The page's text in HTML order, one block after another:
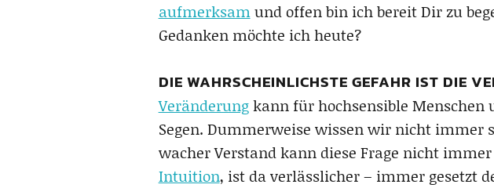
aufmerksamund offen bin ich bereit Dir zu
Gedanken möchte ich heute?
DIE WAHRSCHEINLICHSTE GEFAHR IST DIE
Veränderungkann für hochsensible Menschen
Segen. Dummerweise wissen wir nicht immer
wacher Verstand kann diese Frage nicht
Intuition, ist da verlässlicher – immer gesetzt